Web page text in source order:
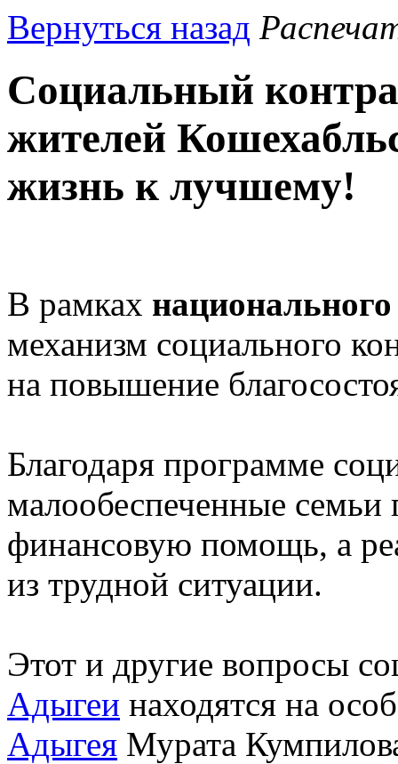
Вернуться назад
Социальный
жителей
жизнь к лучшему!
В рамках
механизм социального
на повышение
Благодаря программе
малообеспеченные семьи
финансовую помощь, а
из трудной ситуации.
Этот и другие вопросы
Адыгеи находятся на
Адыгея Мурата